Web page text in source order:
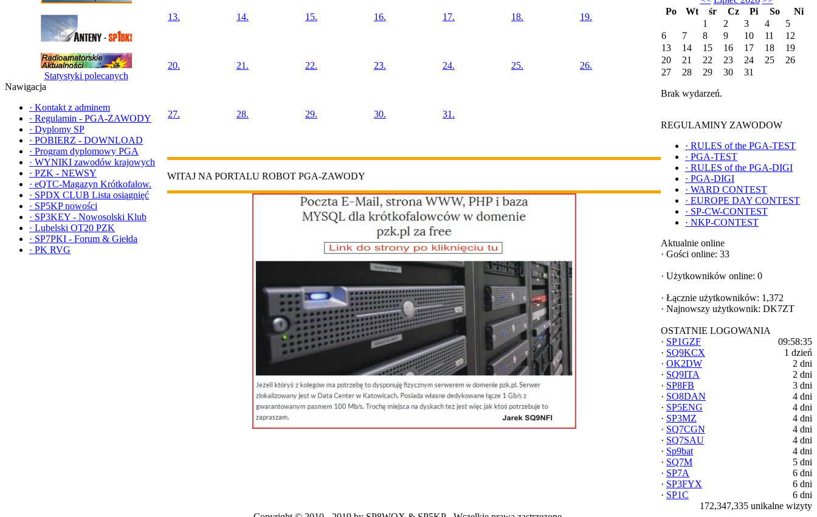
Statystyki polecanych
Nawigacja
· Kontakt z adminem
· Regulamin - PGA-ZAWODY
· Dyplomy SP
· POBIERZ - DOWNLOAD
· Program dyplomowy PGA
· WYNIKI zawodów krajowych
· PZK - NEWSY
· eQTC-Magazyn Krótkofalow.
· SPDX CLUB Lista osiągnięć
· SP5KP nowości
· SP3KEY - Nowosolski Klub
· Lubelski OT20 PZK
· SP7PKI - Forum & Giełda
· PK RVG
13. 14. 15. 16. 17. 18. 19.
20. 21. 22. 23. 24. 25. 26.
27. 28. 29. 30. 31.
WITAJ NA PORTALU ROBOT PGA-ZAWODY
Po
Wt śr Cz Pi So
Ni
1
2 3 4
5
6
7 8 9 10 11
12
13
14 15 16 17 18
19
20
21 22 23 24 25
26
27
28 29 30 31
Brak wydarzeń.
REGULAMINY ZAWODOW
· RULES of the PGA-TEST
· PGA-TEST
· RULES of the PGA-DIGI
· PGA-DIGI
· WARD CONTEST
· EUROPE DAY CONTEST
· SP-CW-CONTEST
· NKP-CONTEST
Aktualnie online
· Gości online: 33
· Użytkowników online: 0
· Łącznie użytkowników: 1,372
· Najnowszy użytkownik: DK7ZT
OSTATNIE LOGOWANIA
· SP1GZF
09:58:35
· SQ9KCX
1 dzień
· OK2DW
2 dni
· SQ9ITA
2 dni
· SP8FB
3 dni
· SO8DAN
4 dni
· SP5ENG
4 dni
· SP3MZ
4 dni
· SQ7CGN
4 dni
· SQ7SAU
4 dni
· Sp9bat
4 dni
· SQ7M
5 dni
· SP7A
6 dni
· SP3FYX
6 dni
· SP1C
6 dni
172,347,335 unikalne wizyty